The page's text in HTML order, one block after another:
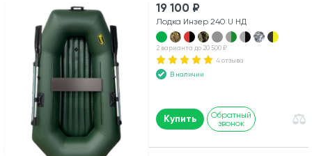
19 100 ₽
Лодка Инзер 240 U НД
2 варианта до 20 500 ₽
4 отзыва
В наличии
Купить
Обратный
звонок